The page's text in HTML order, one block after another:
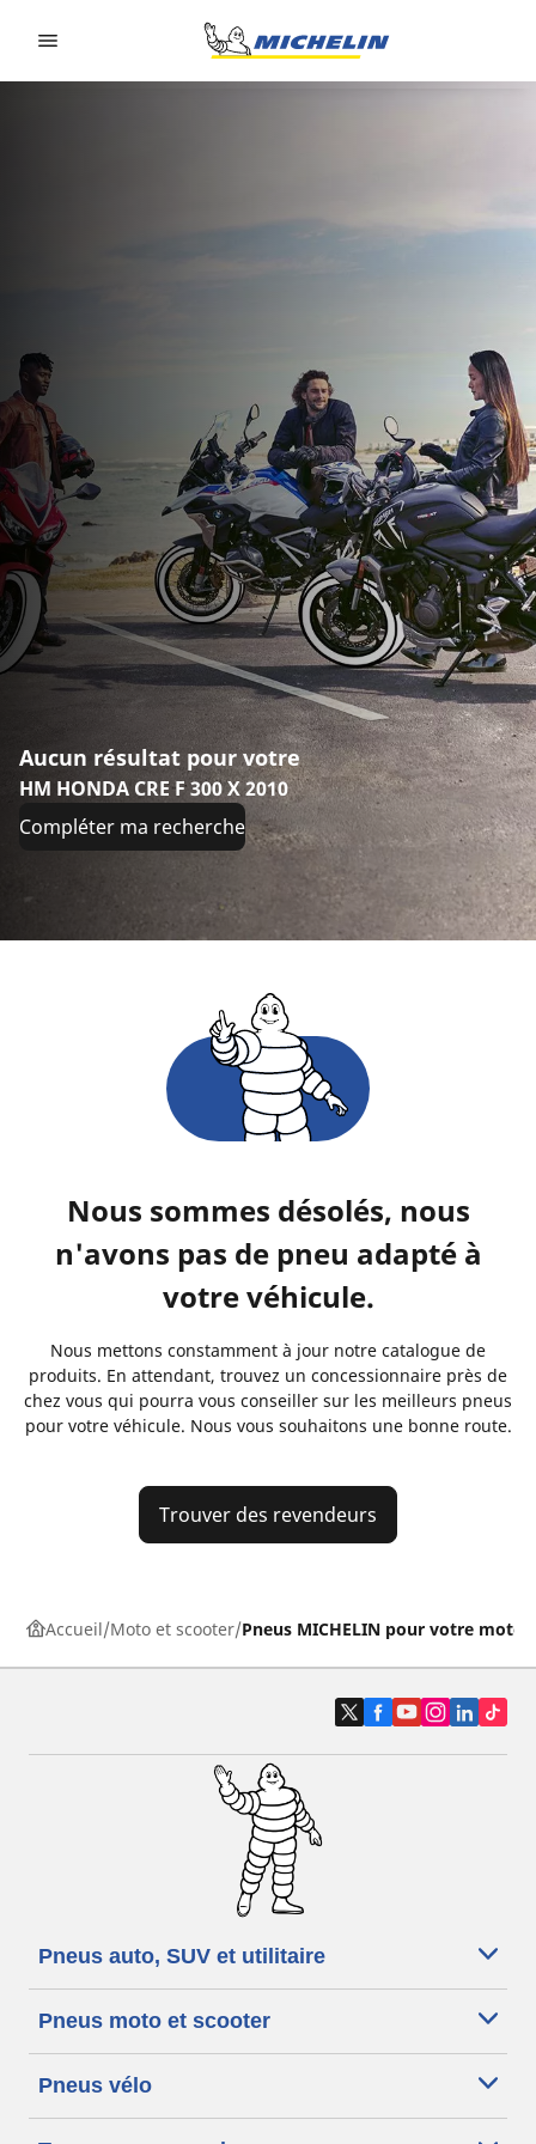
Aucun résultat pour votre
HM HONDA CRE F 300 X 2010
Compléter ma recherche
Nous sommes désolés, nous
n'avons pas de pneu adapté à
votre véhicule.
Nous mettons constamment à jour notre catalogue de
produits. En attendant, trouvez un concessionnaire près de
chez vous qui pourra vous conseiller sur les meilleurs pneus
pour votre véhicule. Nous vous souhaitons une bonne route.
Trouver des revendeurs
Accueil Moto et scooter Pneus MICHELIN pour votre moto
Pneus auto, SUV et utilitaire
Pneus moto et scooter
Pneus vélo